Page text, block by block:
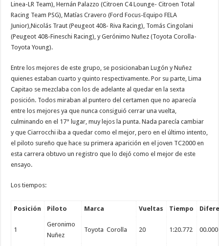
Linea-LR Team), Hernán Palazzo (Citroen C4 Lounge- Citroen Total
Racing Team PSG), Matías Cravero (Ford Focus-Equipo FELA
Junior),Nicolás Traut (Peugeot 408- Riva Racing), Tomás Cingolani
(Peugeot 408-Fineschi Racing), y Gerónimo Nuñez (Toyota Corolla-
Toyota Young).
Entre los mejores de este grupo, se posicionaban Lugón y Nuñez
quienes estaban cuarto y quinto respectivamente. Por su parte, Lima
Capitao se mezclaba con los de adelante al quedar en la sexta
posición. Todos miraban al puntero del certamen que no aparecía
entre los mejores ya que nunca consiguió cerrar una vuelta,
culminando en el 17° lugar, muy lejos la punta. Nada parecía cambiar
y que Ciarrocchi iba a quedar como el mejor, pero en el último intento,
el piloto sureño que hace su primera aparición en el joven TC2000 en
esta carrera obtuvo un registro que lo dejó como el mejor de este
ensayo.
Los tiempos:
Posición Piloto Marca Vueltas Tiempo
1
Geronimo
Nuñez
Toyota Corolla 20 1:20.772 00.000